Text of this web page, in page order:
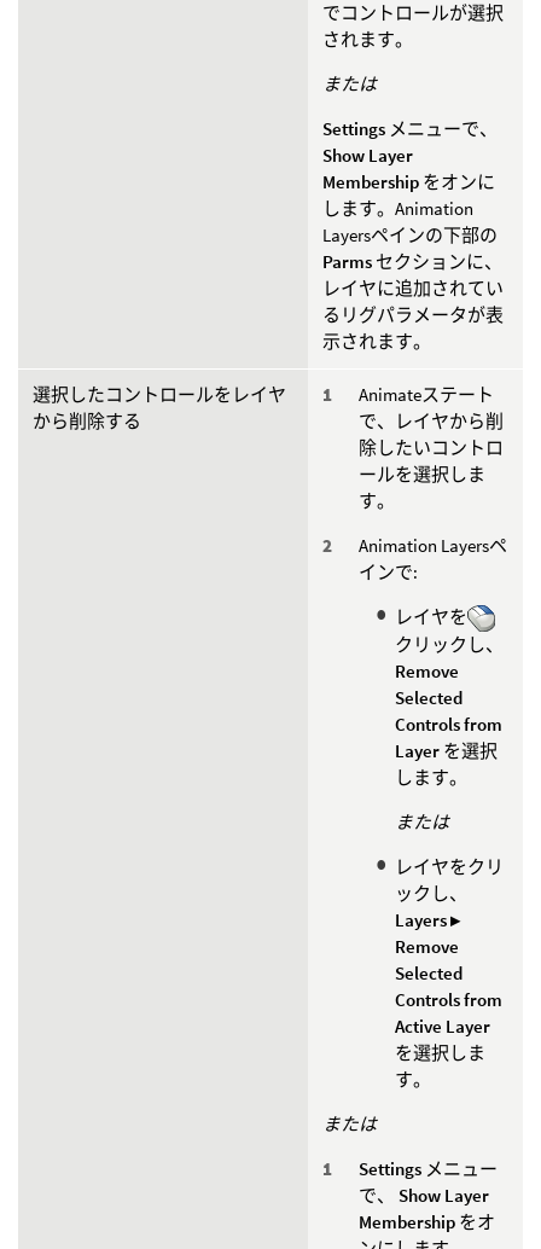
でコントロールが選択
されます。
または
Settings メニューで、
Show Layer
Membership をオンに
します。Animation
Layersペインの下部の
Parms セクションに、
レイヤに追加されてい
るリグパラメータが表
示されます。
選択したコントロールをレイヤ
から削除する
Animateステート
で、レイヤから削
除したいコントロ
ールを選択しま
す。
Animation Layersペ
インで:
レイヤを
クリックし、
Remove
Selected
Controls from
Layer を選択
します。
または
レイヤをクリ
ックし、
Layers ▸
Remove
Selected
Controls from
Active Layer
を選択しま
す。
または
Settings メニュー
で、 Show Layer
Membership をオ